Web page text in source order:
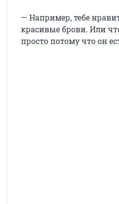
— Например, тебе
красивые брови. Или
просто потому что он